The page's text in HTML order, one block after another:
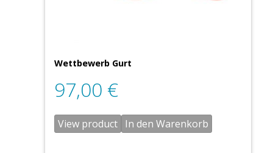
Wettbewerb Gurt
97,00 €
View product In den Warenkorb